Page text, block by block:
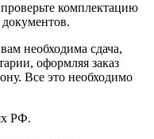
комплектацию
необходима сдача,
оформляя заказ
Все это необходимо
РФ.